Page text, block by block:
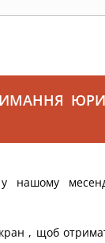
нашому
, щоб